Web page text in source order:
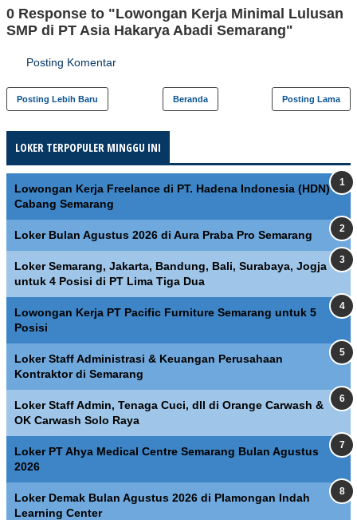
0 Response to "Lowongan Kerja Minimal Lulusan
SMP di PT Asia Hakarya Abadi Semarang"
Posting Komentar
Posting Lebih Baru Posting Lama
Beranda
LOKER TERPOPULER MINGGU INI
Lowongan Kerja Freelance di PT. Hadena Indonesia (HDN)
Cabang Semarang
Loker Bulan Agustus 2026 di Aura Praba Pro Semarang
Loker Semarang, Jakarta, Bandung, Bali, Surabaya, Jogja
untuk 4 Posisi di PT Lima Tiga Dua
Lowongan Kerja PT Pacific Furniture Semarang untuk 5
Posisi
Loker Staff Administrasi & Keuangan Perusahaan
Kontraktor di Semarang
Loker Staff Admin, Tenaga Cuci, dll di Orange Carwash &
OK Carwash Solo Raya
Loker PT Ahya Medical Centre Semarang Bulan Agustus
2026
Loker Demak Bulan Agustus 2026 di Plamongan Indah
Learning Center